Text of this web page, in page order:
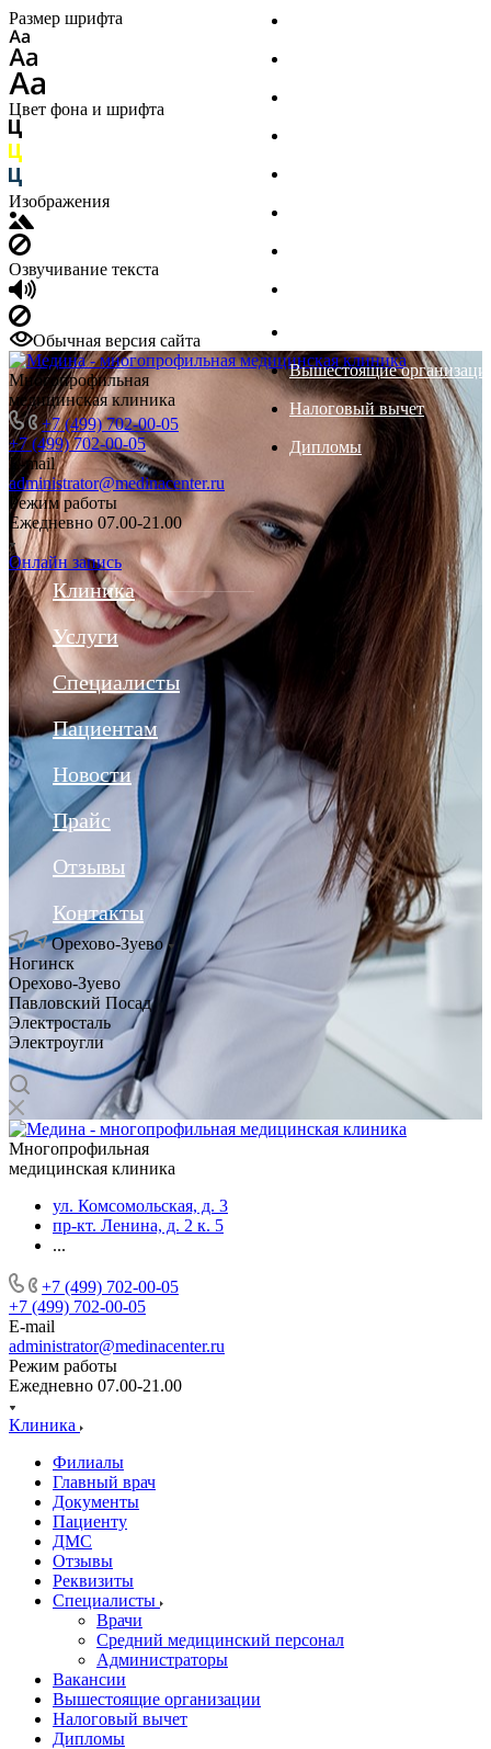
Размер шрифта
Цвет фона и шрифта
Изображения
Озвучивание текста
Обычная версия сайта
Многопрофильная
медицинская клиника
+7 (499) 702-00-05
+7 (499) 702-00-05
E-mail
administrator@medinacenter.ru
Режим работы
Ежедневно 07.00-21.00
Онлайн запись
Клиника
Вышестоящие
Налоговый вычет
Дипломы
Услуги
Специалисты
Пациентам
Новости
Прайс
Отзывы
Контакты
Орехово-Зуево
Ногинск
Орехово-Зуево
Павловский Посад
Электросталь
Электроугли
Многопрофильная
медицинская клиника
ул. Комсомольская, д. 3
пр-кт. Ленина, д. 2 к. 5
...
+7 (499) 702-00-05
+7 (499) 702-00-05
E-mail
administrator@medinacenter.ru
Режим работы
Ежедневно 07.00-21.00
Клиника
Филиалы
Главный врач
Документы
Пациенту
ДМС
Отзывы
Реквизиты
Специалисты
Врачи
Средний медицинский персонал
Администраторы
Вакансии
Вышестоящие организации
Налоговый вычет
Дипломы